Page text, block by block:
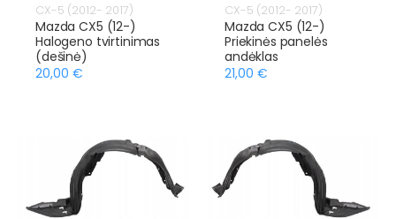
CX-5 (2012- 2017)
Mazda CX5 (12-)
Halogeno tvirtinimas
(dešinė)
20,00 €
CX-5 (2012- 2017)
Mazda CX5 (12-)
Priekinės panelės
andėklas
21,00 €